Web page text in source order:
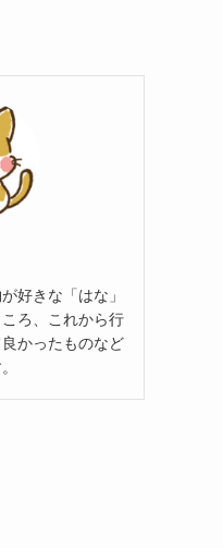
好きな「はな」
ろ、これから行
かったものなど